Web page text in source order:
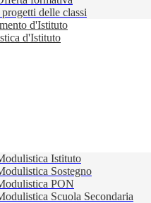
delle classi
d'Istituto
d'Istituto
Istituto
Sostegno
PON
Scuola Secondaria